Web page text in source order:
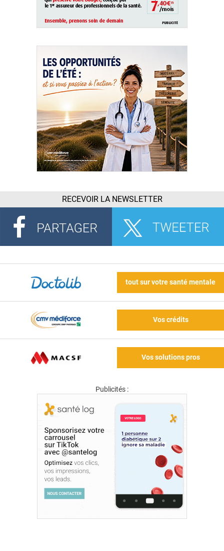
RECEVOIR LA NEWSLETTER
tout sur votre santé mentale
Vos crédits
Vos solutions pros
Publicités :